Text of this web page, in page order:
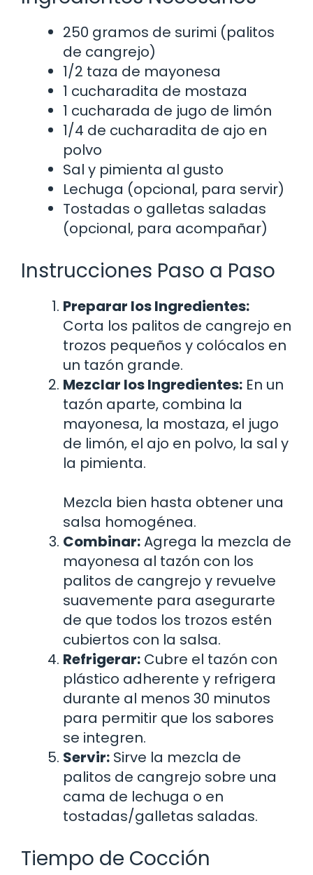
250 gramos de surimi (palitos
de cangrejo)
1/2 taza de mayonesa
1 cucharadita de mostaza
1 cucharada de jugo de limón
1/4 de cucharadita de ajo en
polvo
Sal y pimienta al gusto
Lechuga (opcional, para servir)
Tostadas o galletas saladas
(opcional, para acompañar)
Instrucciones Paso a Paso
Preparar los Ingredientes:
Corta los palitos de cangrejo en
trozos pequeños y colócalos en
un tazón grande.
Mezclar los Ingredientes: En un
tazón aparte, combina la
mayonesa, la mostaza, el jugo
de limón, el ajo en polvo, la sal y
la pimienta.
Mezcla bien hasta obtener una
salsa homogénea.
Combinar:Agrega la mezcla de
mayonesa al tazón con los
palitos de cangrejo y revuelve
suavemente para asegurarte
de que todos los trozos estén
cubiertos con la salsa.
Refrigerar: Cubre el tazón con
plástico adherente y refrigera
durante al menos 30 minutos
para permitir que los sabores
se integren.
Servir: Sirve la mezcla de
palitos de cangrejo sobre una
cama de lechuga o en
tostadas/galletas saladas.
Tiempo de Cocción